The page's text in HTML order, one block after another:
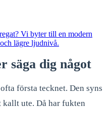
Vi byter till en modern
lägre ljudnivå.
säga dig något
första tecknet. Den syns
kallt ute. Då har fukten